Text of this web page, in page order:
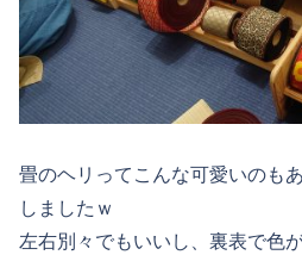
畳のヘリってこんな可愛いのも
しましたｗ
左右別々でもいいし、裏表で色